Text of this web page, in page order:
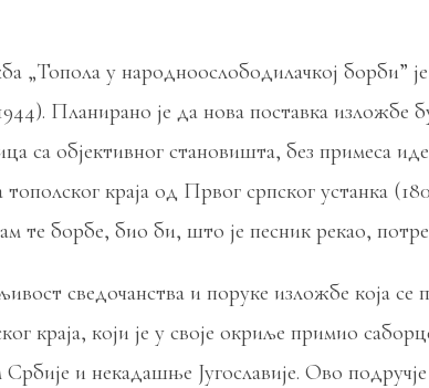
„Топола у народноослободилачкој борби”
Планирано је да нова поставка изложбе
са објективног становишта, без примеса
тополског краја од Првог српског устанка
те борбе, био би, што је песник рекао,
сведочанства и поруке изложбе која
краја, који је у своје окриље примио
и некадашње Југославије. Ово подручје